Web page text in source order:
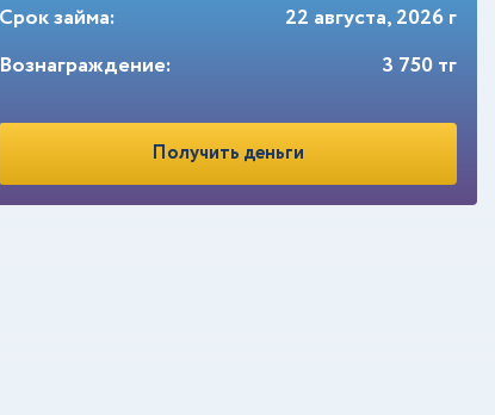
Срок займа:
22 августа, 2026 г
Вознаграждение:
3 750тг
Получить деньги